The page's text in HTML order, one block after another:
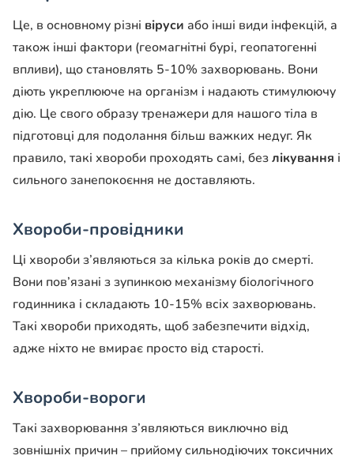
Це, в основному різні віруси або інші види інфекцій, а
також інші фактори (геомагнітні бурі, геопатогенні
впливи), що становлять 5-10% захворювань. Вони
діють укреплююче на організм і надають стимулюючу
дію. Це свого образу тренажери для нашого тіла в
підготовці для подолання більш важких недуг. Як
правило, такі хвороби проходять самі, безлікування і
сильного занепокоєння не доставляють.
Хвороби-провідники
Ці хвороби з’являються за кілька років до смерті.
Вони пов’язані з зупинкою механізму біологічного
годинника і складають 10-15% всіх захворювань.
Такі хвороби приходять, щоб забезпечити відхід,
адже ніхто не вмирає просто від старості.
Хвороби-вороги
Такі захворювання з’являються виключно від
зовнішніх причин – прийому сильнодіючих токсичних